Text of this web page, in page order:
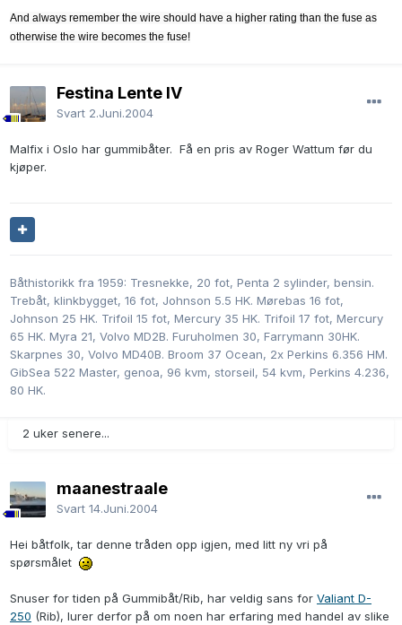
And always remember the wire should have a higher rating than the fuse as
otherwise the wire becomes the fuse!
Festina Lente IV
Svart 2.Juni.2004
Malfix i Oslo har gummibåter. Få en pris av Roger Wattum før du
kjøper.
Båthistorikk fra 1959: Tresnekke, 20 fot, Penta 2 sylinder, bensin.
Trebåt, klinkbygget, 16 fot, Johnson 5.5 HK. Mørebas 16 fot,
Johnson 25 HK. Trifoil 15 fot, Mercury 35 HK. Trifoil 17 fot, Mercury
65 HK. Myra 21, Volvo MD2B. Furuholmen 30, Farrymann 30HK.
Skarpnes 30, Volvo MD40B. Broom 37 Ocean, 2x Perkins 6.356 HM.
GibSea 522 Master, genoa, 96 kvm, storseil, 54 kvm, Perkins 4.236,
80 HK.
2 uker senere...
maanestraale
Svart 14.Juni.2004
Hei båtfolk, tar denne tråden opp igjen, med litt ny vri på
spørsmålet
Snuser for tiden på Gummibåt/Rib, har veldig sans for Valiant D-
250 (Rib), lurer derfor på om noen har erfaring med handel av slike